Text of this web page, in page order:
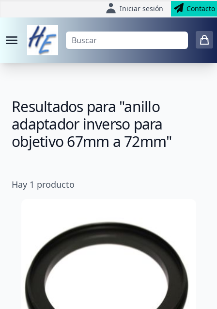
Iniciar sesión Contacto
Resultados para "anillo
adaptador inverso para
objetivo 67mm a 72mm"
Hay 1 producto